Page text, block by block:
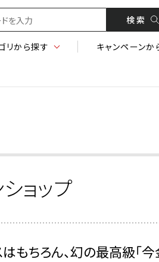
検 索
リから探す キャンペーンか
ョップ
もちろん、幻の最高級「